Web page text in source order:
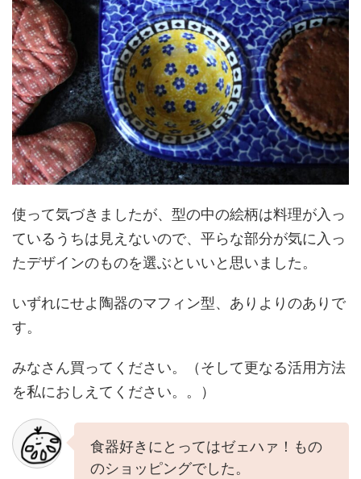
使って気づきましたが、型の中の絵柄は料理が入っ
ているうちは見えないので、平らな部分が気に入っ
たデザインのものを選ぶといいと思いました。
いずれにせよ陶器のマフィン型、ありよりのありで
す。
みなさん買ってください。（そして更なる活用方法
を私におしえてください。。）
食器好きにとってはゼェハァ！もの
のショッピングでした。